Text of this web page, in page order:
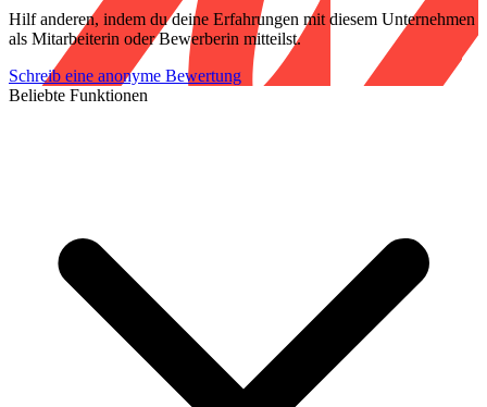
Hilf anderen, indem du deine Erfahrungen mit diesem Unternehmen
als Mitarbeiterin oder Bewerberin mitteilst.
Schreib eine anonyme Bewertung
Beliebte Funktionen